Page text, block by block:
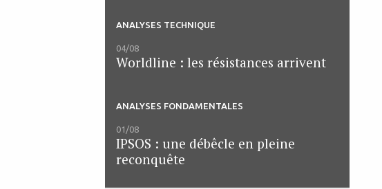
ANALYSES TECHNIQUE
04/08
Worldline : les résistances arrivent
ANALYSES FONDAMENTALES
01/08
IPSOS : une débêcle en pleine
reconquête